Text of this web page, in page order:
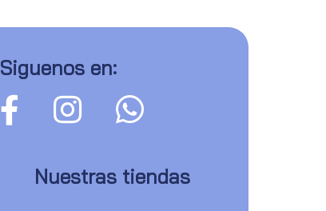
Siguenos en:
Nuestras tiendas